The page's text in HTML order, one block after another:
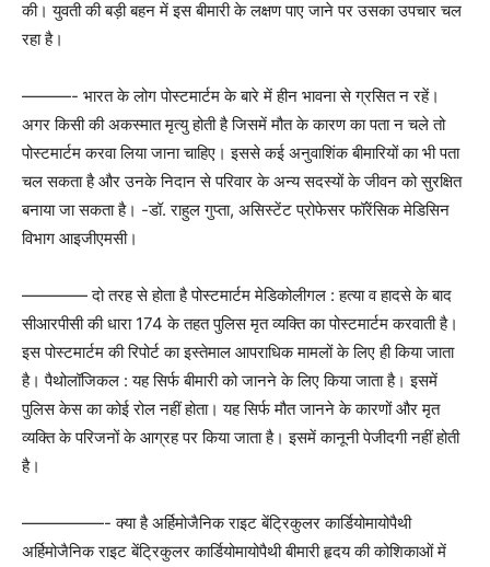
की। युवती की बड़ी बहन में इस बीमारी के लक्षण पाए जाने पर उसका उपचार चल
रहा है।
———- भारत के लोग पोस्टमार्टम के बारे में हीन भावना से ग्रसित न रहें।
अगर किसी की अकस्मात मृत्यु होती है जिसमें मौत के कारण का पता न चले तो
पोस्टमार्टम करवा लिया जाना चाहिए। इससे कई अनुवाशिंक बीमारियों का भी पता
चल सकता है और उनके निदान से परिवार के अन्य सदस्यों के जीवन को सुरक्षित
बनाया जा सकता है। -डॉ. राहुल गुप्ता, असिस्टेंट प्रोफेसर फॉरेंसिक मेडिसिन
विभाग आइजीएमसी।
———— दो तरह से होता है पोस्टमार्टम मेडिकोलीगल : हत्या व हादसे के बाद
सीआरपीसी की धारा 174 के तहत पुलिस मृत व्यक्ति का पोस्टमार्टम करवाती है।
इस पोस्टमार्टम की रिपोर्ट का इस्तेमाल आपराधिक मामलों के लिए ही किया जाता
है। पैथोलॉजिकल : यह सिर्फ बीमारी को जानने के लिए किया जाता है। इसमें
पुलिस केस का कोई रोल नहीं होता। यह सिर्फ मौत जानने के कारणों और मृत
व्यक्ति के परिजनों के आग्रह पर किया जाता है। इसमें कानूनी पेजीदगी नहीं होती
है।
—————- क्या है अर्हिमोजैनिक राइट बेंट्रिकुलर कार्डियोमायोपैथी
अर्हिमोजैनिक राइट बेंट्रिकुलर कार्डियोमायोपैथी बीमारी हृदय की कोशिकाओं में